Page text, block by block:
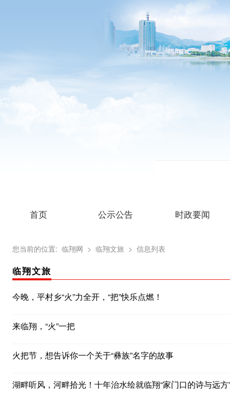
首页 公示公告 时政要闻
您当前的位置: 临翔网 > 临翔文旅 > 信息列表
临翔文旅
今晚，平村乡“火”力全开，“把”快乐点燃！
来临翔，“火”一把
火把节，想告诉你一个关于“彝族”名字的故事
湖畔听风，河畔拾光！十年治水绘就临翔“家门口的诗与远方